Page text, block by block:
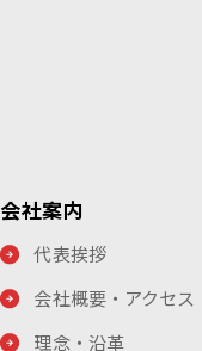
会社案内
代表挨拶
会社概要・アクセス
理念・沿革